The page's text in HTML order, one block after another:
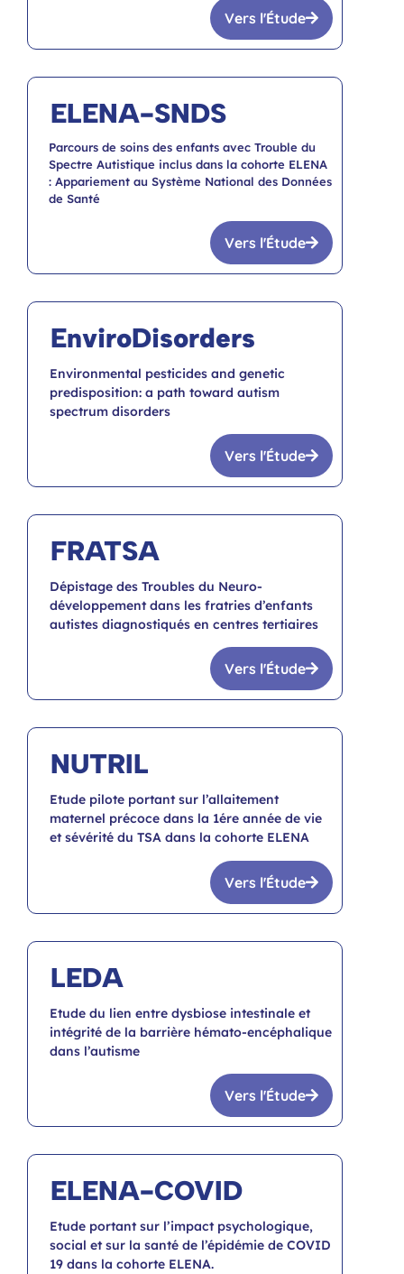
Vers l'Étude
ELENA-SNDS
Parcours de soins des enfants avec Trouble du
Spectre Autistique inclus dans la cohorte ELENA
: Appariement au Système National des Données
de Santé
Vers l'Étude
EnviroDisorders
Environmental pesticides and genetic
predisposition: a path toward autism
spectrum disorders
Vers l'Étude
FRATSA
Dépistage des Troubles du Neuro-
développement dans les fratries d’enfants
autistes diagnostiqués en centres tertiaires
Vers l'Étude
NUTRIL
Etude pilote portant sur l’allaitement
maternel précoce dans la 1ére année de vie
et sévérité du TSA dans la cohorte ELENA
Vers l'Étude
LEDA
Etude du lien entre dysbiose intestinale et
intégrité de la barrière hémato-encéphalique
dans l’autisme
Vers l'Étude
ELENA-COVID
Etude portant sur l’impact psychologique,
social et sur la santé de l’épidémie de COVID
19 dans la cohorte ELENA.